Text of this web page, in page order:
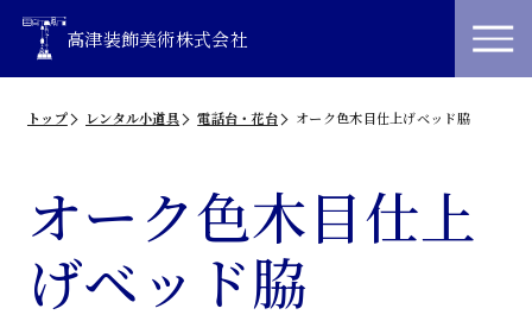
高津装飾美術株式会社
トップ レンタル小道具 電話台・花台 オーク色木目仕上げベッド脇
オーク色木目仕上
げベッド脇